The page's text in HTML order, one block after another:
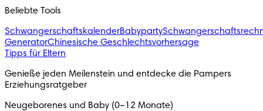
Beliebte Tools
SchwangerschaftskalenderBabyparty
GeneratorChinesische Geschlechtsvorhersage
Tipps für Eltern
Genieße jeden Meilenstein und entdecke die Pampers
Erziehungsratgeber
Neugeborenes und Baby (0–12 Monate)